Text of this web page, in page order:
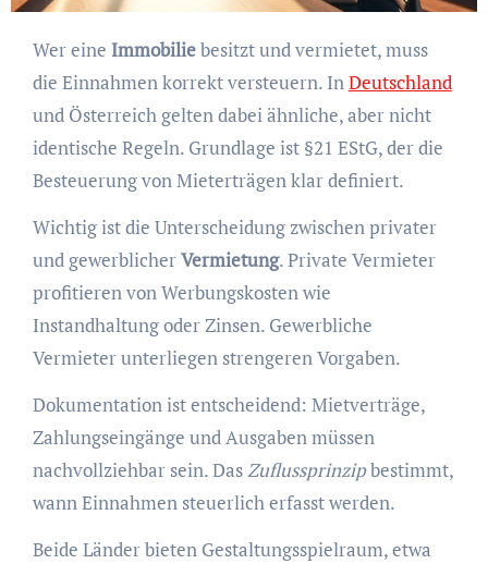
Wer eine Immobiliebesitzt und vermietet, muss
die Einnahmen korrekt versteuern. InDeutschland
und Österreich gelten dabei ähnliche, aber nicht
identische Regeln. Grundlage ist §21 EStG, der die
Besteuerung von Mieterträgen klar definiert.
Wichtig ist die Unterscheidung zwischen privater
und gewerblicherVermietung. Private Vermieter
profitieren von Werbungskosten wie
Instandhaltung oder Zinsen. Gewerbliche
Vermieter unterliegen strengeren Vorgaben.
Dokumentation ist entscheidend: Mietverträge,
Zahlungseingänge und Ausgaben müssen
nachvollziehbar sein. DasZuflussprinzipbestimmt,
wann Einnahmen steuerlich erfasst werden.
Beide Länder bieten Gestaltungsspielraum, etwa